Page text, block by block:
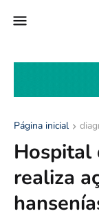
Página inicial
Hospital
realiza